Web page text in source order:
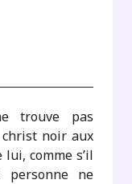
trouve pas
noir aux
comme s’il
personne ne